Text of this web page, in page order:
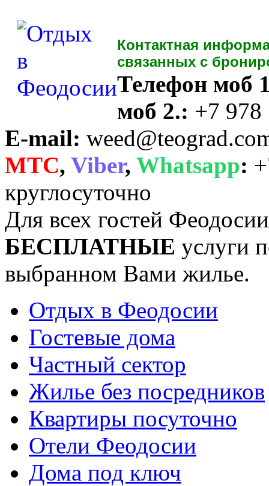
Контактная
связанных с
Телефон моб
моб 2.: +7 978
E-mail:
MTC, Viber, Whatsapp:
круглосуточно
Для всех гостей
БЕСПЛАТНЫЕ услуги
выбранном Вами жилье.
Отдых в Феодосии
Гостевые дома
Частный сектор
Жилье без посредников
Квартиры посуточно
Отели Феодосии
Дома под ключ